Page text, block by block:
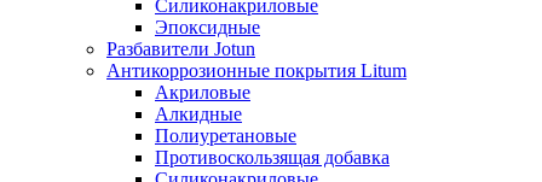
Силиконакриловые
Эпоксидные
Разбавители Jotun
Антикоррозионные покрытия Litum
Акриловые
Алкидные
Полиуретановые
Противоскользящая добавка